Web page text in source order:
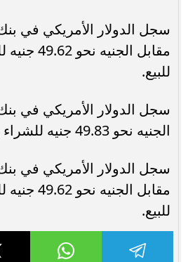
سجل الدولار الأمريكي في
للبيع.
سجل الدولار الأمريكي في
الجنيه نحو 49.83 جنيه للشراء و49.93 جنيه للبيع.
سجل الدولار الأمريكي في
للبيع.